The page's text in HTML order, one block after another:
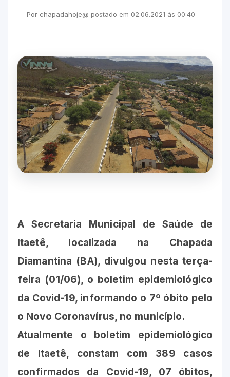
Por chapadahoje@ postado em 02.06.2021 às 00:40
A Secretaria Municipal de Saúde de
Itaetê, localizada na Chapada
Diamantina (BA), divulgou nesta terça-
feira (01/06), o boletim epidemiológico
da Covid-19, informando o 7º óbito pelo
o Novo Coronavírus, no município.
Atualmente o boletim epidemiológico
de Itaetê, constam com 389 casos
confirmados da Covid-19, 07 óbitos,